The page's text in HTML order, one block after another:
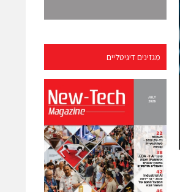
מגזינים דיגיטליים